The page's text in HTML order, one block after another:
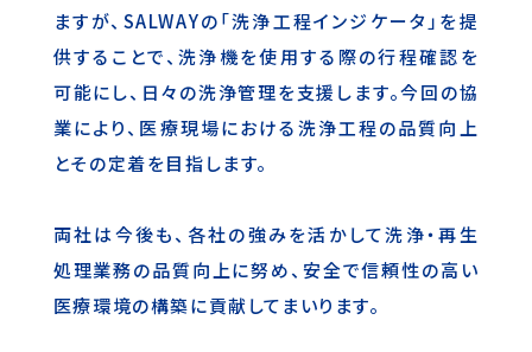
ますが、SALWAYの「洗浄工程インジケータ」を提
供することで、洗浄機を使用する際の行程確認を
可能にし、日々の洗浄管理を支援します。今回の協
業により、医療現場における洗浄工程の品質向上
とその定着を目指します。
両社は今後も、各社の強みを活かして洗浄・再生
処理業務の品質向上に努め、安全で信頼性の高い
医療環境の構築に貢献してまいります。